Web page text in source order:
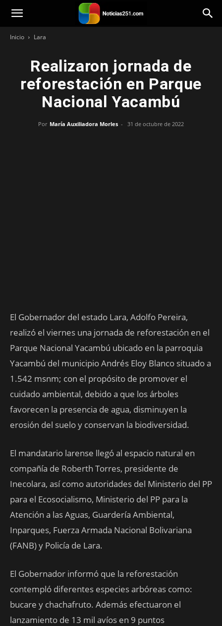
Noticias251
Inicio Lara
Realizaron jornada de
reforestación en Parque
Nacional Yacambú
Por María Auxiliadora Morles - 31 de octubre de 2022
El Gobernador del estado Lara, Adolfo Pereira,
realizó el viernes una jornada de reforestación en el
Parque Nacional Yacambú ubicado en la parroquia
Yacambú del municipio Andrés Eloy Blanco situado a
1.542 msnm; con el propósito de promover el
cuidado ambiental, debido a que los árboles
favorecen la presencia de agua, disminuyen la
erosión del suelo y conservan la biodiversidad.
El mandatario larense llegó al espacio natural en
compañía de Roberth Torres, presidente de
Inecolara, así como autoridades del Ministerio del PP
para el Ecosocialismo, Ministerio del PP para la
Atención a las Aguas, Guardería Ambiental,
Inparques, Fuerza Armada Nacional Bolivariana
(FANB) y Policía de Lara.
El Gobernador informó que la reforestación
contempló diferentes especies arbóreas como:
bucare y chachafruto. Además efectuaron el
lanzamiento de 13 mil avíos en 9 puntos